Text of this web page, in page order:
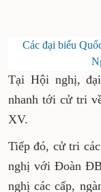
Các đại biểu
Tại Hội nghị,
nhanh tới cử tri
XV.
Tiếp đó, cử tri
nghị với Đoàn
nghị các cấp,